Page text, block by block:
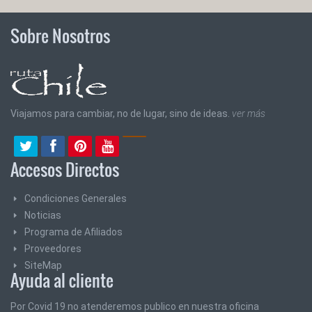
Sobre Nosotros
Viajamos para cambiar, no de lugar, sino de ideas. ver más
Accesos Directos
Condiciones Generales
Noticias
Programa de Afiliados
Proveedores
SiteMap
Ayuda al cliente
Por Covid 19 no atenderemos publico en nuestra oficina